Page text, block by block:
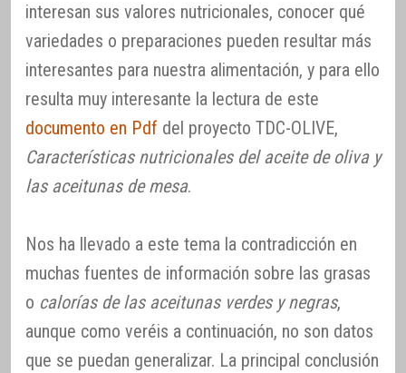
interesan sus valores nutricionales, conocer qué
variedades o preparaciones pueden resultar más
interesantes para nuestra alimentación, y para ello
resulta muy interesante la lectura de este
documento en Pdf del proyecto TDC-OLIVE,
Características nutricionales del aceite de oliva y
las aceitunas de mesa.
Nos ha llevado a este tema la contradicción en
muchas fuentes de información sobre las grasas
o calorías de las aceitunas verdes y negras,
aunque como veréis a continuación, no son datos
que se puedan generalizar. La principal conclusión